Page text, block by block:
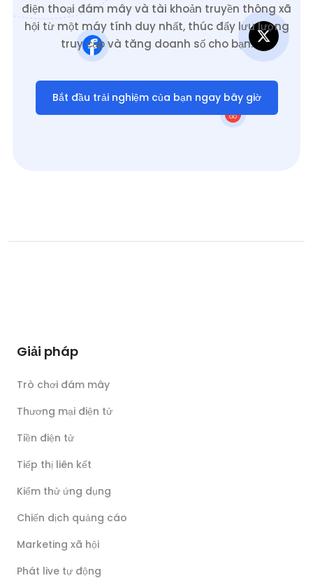
điện thoại đám mây và tài khoản truyền thông xã
hội từ một máy tính duy nhất, thúc đẩy lưu lượng
truy cập và tăng doanh số cho bạn.
Bắt đầu trải nghiệm của bạn ngay bây giờ
Giải pháp
Trò chơi đám mây
Thương mại điện tử
Tiền điện tử
Tiếp thị liên kết
Kiểm thử ứng dụng
Chiến dịch quảng cáo
Marketing xã hội
Phát live tự động